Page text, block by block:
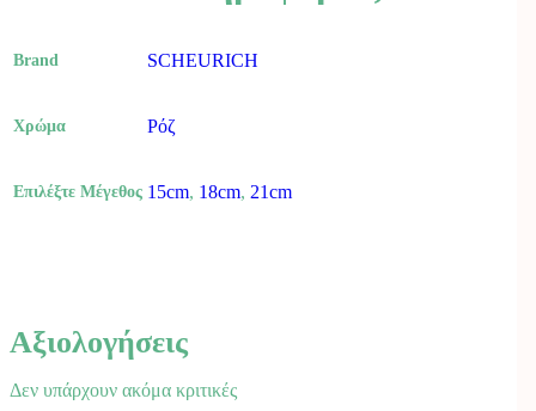
Brand SCHEURICH
Χρώμα Ρόζ
Επιλέξτε Μέγεθος 15cm, 18cm, 21cm
Αξιολογήσεις
Δεν υπάρχουν ακόμα κριτικές